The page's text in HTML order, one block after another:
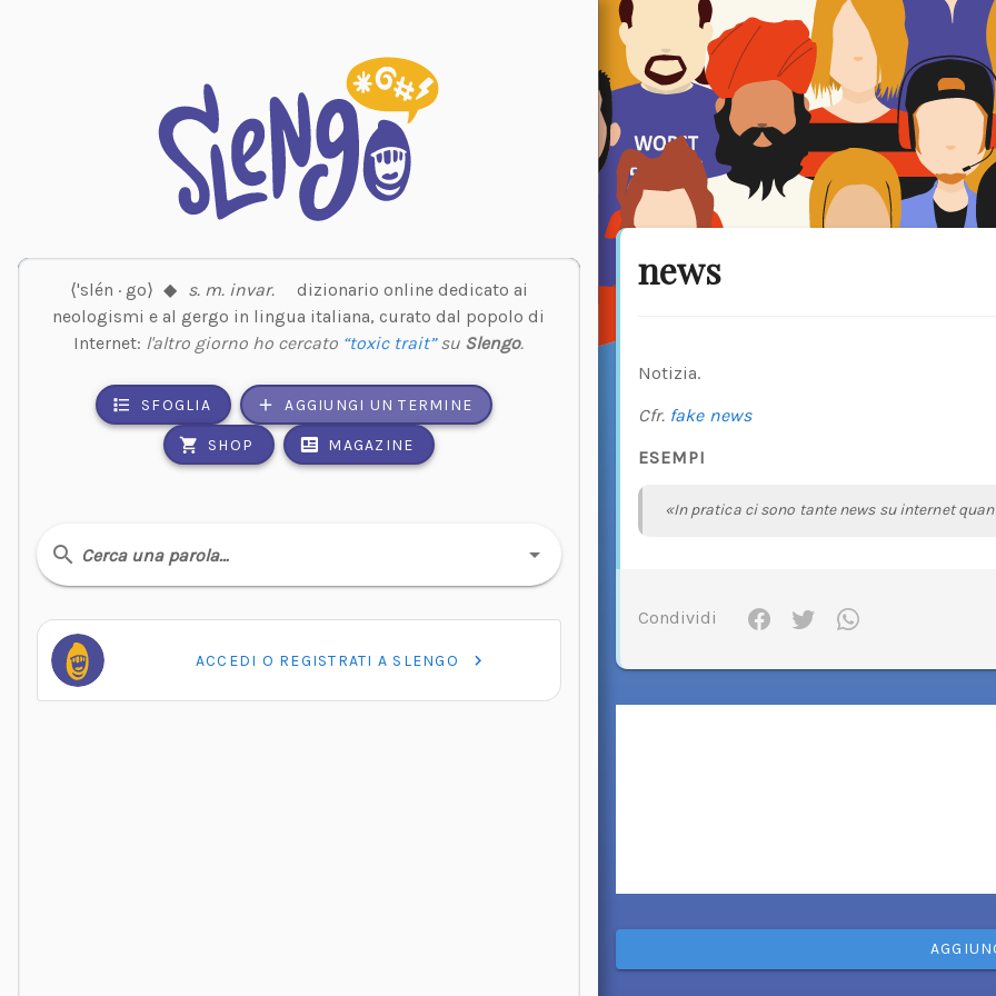
⟨'slén · go⟩ ◆ s. m. invar.
dizionario online dedicato ai
neologismi e al gergo in lingua italiana, curato dal popolo di
Internet: l'altro giorno ho cercato “toxic trait”su Slengo.
SFOGLIA AGGIUNGI UN TERMINE
SHOP MAGAZINE
Cerca una parola…
ACCEDI O REGISTRATI A SLENGO
news
Notizia.
Cfr. fake news
ESEMPI
«In pratica ci sono tante news su internet
Condividi